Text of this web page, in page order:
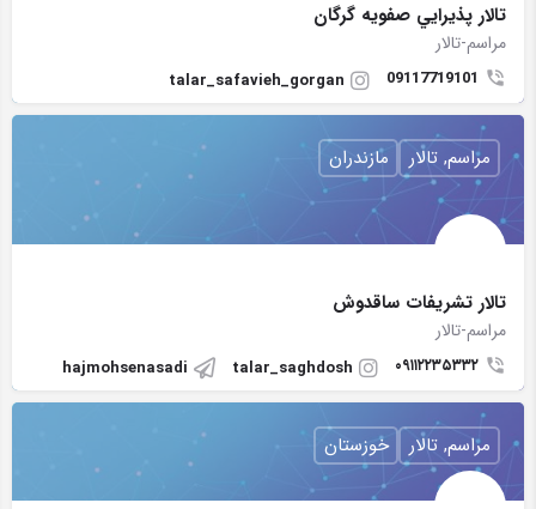
تالار پذيرايي صفويه گرگان
مراسم-تالار
09117719101
talar_safavieh_gorgan
تالار تشریفات ساقدوش
مراسم-تالار
۰۹۱۱۲۲۳۵۳۳۲ talar_saghdosh
hajmohsenasadi
مراسم, تالار مازندران
مراسم, تالار خوزستان